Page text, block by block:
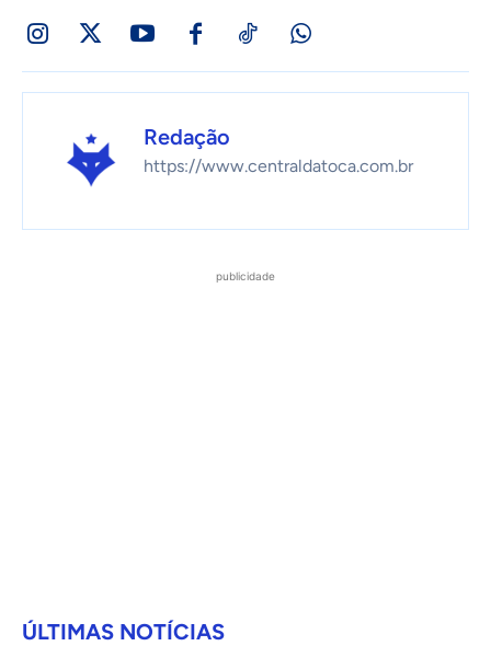
Redação
https://www.centraldatoca.com.br
publicidade
ÚLTIMAS NOTÍCIAS